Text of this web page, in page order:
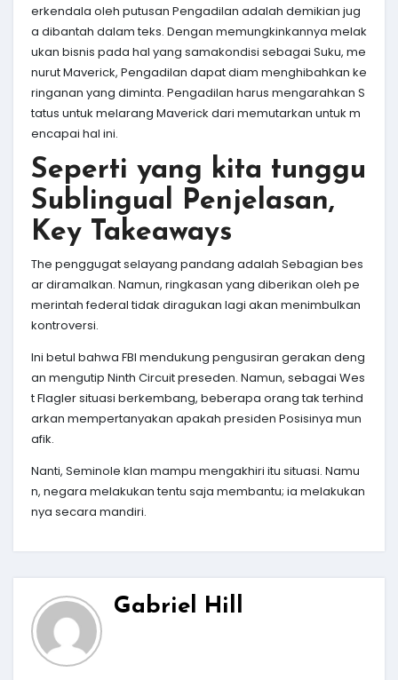
erkendala oleh putusan Pengadilan adalah demikian jug
a dibantah dalam teks. Dengan memungkinkannya melak
ukan bisnis pada hal yang samakondisi sebagai Suku, me
nurut Maverick, Pengadilan dapat diam menghibahkan ke
ringanan yang diminta. Pengadilan harus mengarahkan S
tatus untuk melarang Maverick dari memutarkan untuk m
encapai hal ini.
Seperti yang kita tunggu
Sublingual Penjelasan,
Key Takeaways
The penggugat selayang pandang adalah Sebagian bes
ar diramalkan. Namun, ringkasan yang diberikan oleh pe
merintah federal tidak diragukan lagi akan menimbulkan
kontroversi.
Ini betul bahwa FBI mendukung pengusiran gerakan deng
an mengutip Ninth Circuit preseden. Namun, sebagai Wes
t Flagler situasi berkembang, beberapa orang tak terhind
arkan mempertanyakan apakah presiden Posisinya mun
afik.
Nanti, Seminole klan mampu mengakhiri itu situasi. Namu
n, negara melakukan tentu saja membantu; ia melakukan
nya secara mandiri.
Gabriel Hill